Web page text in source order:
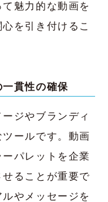
魅力的な動画を
を引き付けるこ
貫性の確保
ジやブランディ
ールです。動画
パレットを企業
ることが重要で
やメッセージを